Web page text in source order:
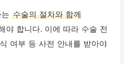
는수술의 절차와 함께
야 합니다. 이에 따라 수술 전
여부 등 사전 안내를 받아야